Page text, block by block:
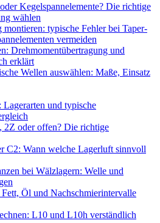
Kegelspannelemente? Die richtige
wählen
montieren: typische Fehler bei Taper-
vermeiden
Drehmomentübertragung und
erklärt
Wellen auswählen: Maße, Einsatz
und typische
2Z oder offen? Die richtige
C2: Wann welche Lagerluft sinnvoll
bei Wälzlagern: Welle und
Öl und Nachschmierintervalle
L10 und L10h verständlich